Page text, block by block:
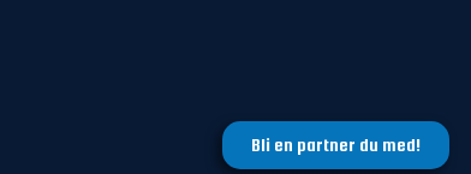
Bli en partner du med!